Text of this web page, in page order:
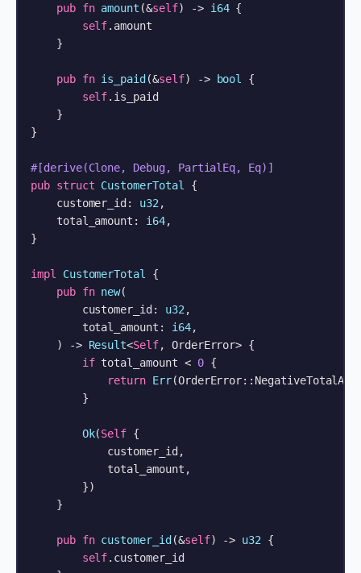
pub fn amount (&self) -> i64 {
self.amount
    }
pub fn is_paid (&self) -> bool
{
self.is_paid
    }
}
#[derive(Clone, Debug, PartialEq, Eq)]
pub struct CustomerTotal
{
    customer_id:
u32 ,
    total_amount:
i64,
}
impl CustomerTotal
{
pub fn new(
        customer_id:
u32 ,
        total_amount:
i64,
    )
-> Result<Self, OrderError> {
if total_amount < 0 {
return Err
        }
Ok(Self {
            customer_id,
            total_amount,
        })
    }
pub fn customer_id (&self) -> u32 {
self.customer_id